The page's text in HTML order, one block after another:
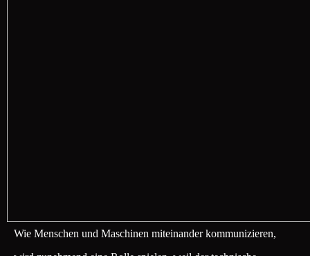
Wie Menschen und Maschinen miteinander kommunizieren,